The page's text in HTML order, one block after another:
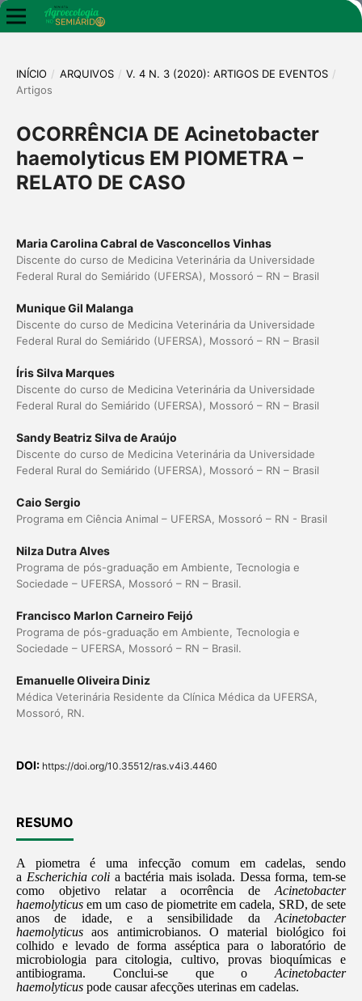
INÍCIO / ARQUIVOS / V. 4 N. 3 (2020): ARTIGOS DE EVENTOS /
Artigos
OCORRÊNCIA DE Acinetobacter
haemolyticus EM PIOMETRA –
RELATO DE CASO
Maria Carolina Cabral de Vasconcellos Vinhas
Discente do curso de Medicina Veterinária da Universidade
Federal Rural do Semiárido (UFERSA), Mossoró – RN – Brasil
Munique Gil Malanga
Discente do curso de Medicina Veterinária da Universidade
Federal Rural do Semiárido (UFERSA), Mossoró – RN – Brasil
Íris Silva Marques
Discente do curso de Medicina Veterinária da Universidade
Federal Rural do Semiárido (UFERSA), Mossoró – RN – Brasil
Sandy Beatriz Silva de Araújo
Discente do curso de Medicina Veterinária da Universidade
Federal Rural do Semiárido (UFERSA), Mossoró – RN – Brasil
Caio Sergio
Programa em Ciência Animal – UFERSA, Mossoró – RN - Brasil
Nilza Dutra Alves
Programa de pós-graduação em Ambiente, Tecnologia e
Sociedade – UFERSA, Mossoró – RN – Brasil.
Francisco Marlon Carneiro Feijó
Programa de pós-graduação em Ambiente, Tecnologia e
Sociedade – UFERSA, Mossoró – RN – Brasil.
Emanuelle Oliveira Diniz
Médica Veterinária Residente da Clínica Médica da UFERSA,
Mossoró, RN.
DOI: https://doi.org/10.35512/ras.v4i3.4460
RESUMO
A piometra é uma infecção comum em cadelas, sendo
a Escherichia coli a bactéria mais isolada. Dessa forma, tem-se
como objetivo relatar a ocorrência deAcinetobacter
haemolyticusem um caso de piometrite em cadela, SRD, de sete
anos de idade, e a sensibilidade daAcinetobacter
haemolyticusaos antimicrobianos. O material biológico foi
colhido e levado de forma asséptica para o laboratório de
microbiologia para citologia, cultivo, provas bioquímicas e
antibiograma. Conclui-se que oAcinetobacter
haemolyticuspode causar afecções uterinas em cadelas.